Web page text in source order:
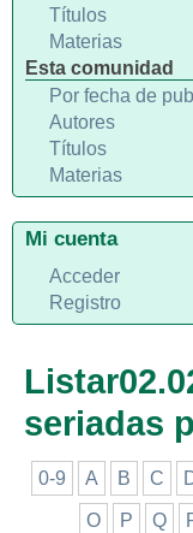
seriadas
0-9 A B C
O P Q
Títulos
Materias
Esta comunidad
Por fecha de
Autores
Títulos
Materias
Mi cuenta
Acceder
Registro